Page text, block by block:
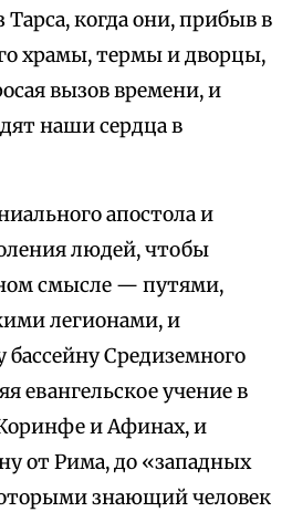
Тарса, когда они, прибыв в
храмы, термы и дворцы,
вызов времени, и
наши сердца в
апостола и
людей, чтобы
смысле — путями,
легионами, и
Средиземного
евангельское учение в
и Афинах, и
от Рима, до «западных
знающий человек